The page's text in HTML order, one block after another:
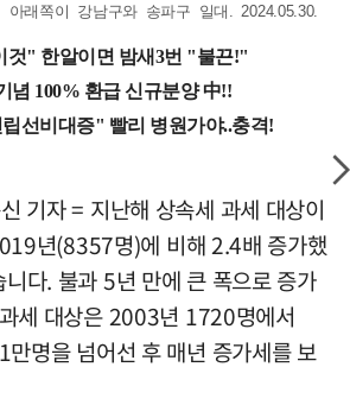
래쪽이 강남구와 송파구 일대. 2024.05.30.
기자 = 지난해 상속세 과세 대상이
년(8357명)에 비해 2.4배 증가했
다. 불과 5년 만에 큰 폭으로 증가
세 대상은 2003년 1720명에서
명을 넘어선 후 매년 증가세를 보